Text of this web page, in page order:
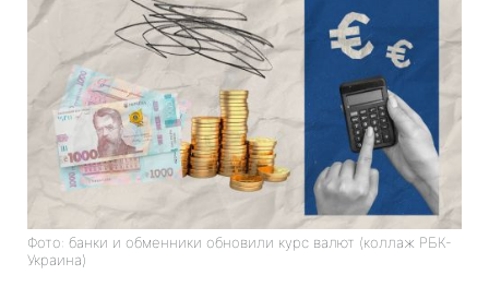
Фото: банки и обменники обновили курс валют (коллаж РБК-
Украина)